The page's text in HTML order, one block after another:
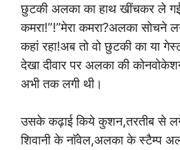
छुटकी अलका का हाथ खींचकर ले
कमरा!”!”मेरा कमरा?अलका सोचने
कहां रहा!अब तो वो छुटकी का या
देखा दीवार पर अलका की
अभी तक लगी थी।
उसके कढ़ाई किये कुशन,तरतीब से
शिवानी के नाॅवेल,अलका के स्टैम्प